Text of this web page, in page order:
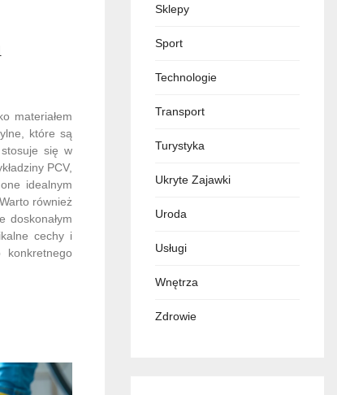
materiałem
które są
się w
PCV,
idealnym
również
doskonałym
cechy i
konkretnego
Sklepy
Sport
Technologie
Transport
Turystyka
Ukryte Zajawki
Uroda
Usługi
Wnętrza
Zdrowie